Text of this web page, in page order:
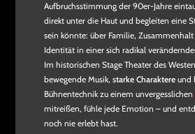
Aufbruchsstimmung der 90er-Jahre
direkt unter die Haut und begleiten eine
sein könnte: über Familie,
Identität in einer sich radikal
Im historischen Stage Theater des
bewegende Musik, starke Charaktere und
Bühnentechnik zu einem unvergesslichen
mitreißen, fühle jede Emotion – und
noch nie erlebt hast.